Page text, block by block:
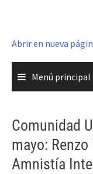
Abrir en nueva
Menú principal
Comunidad
mayo:
Amnistía